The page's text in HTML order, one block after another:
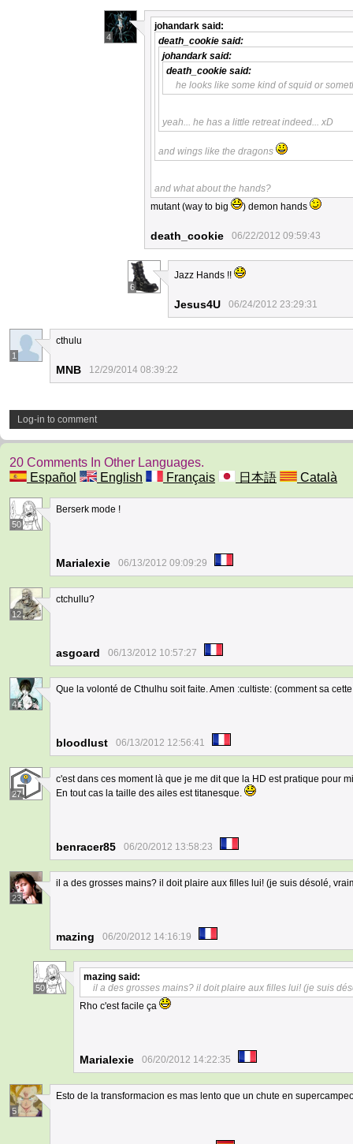
4
johandark said:
death_cookie said:
johandark said:
death_cookie said:
he looks like some kind of squid or
yeah... he has a little retreat indeed... xD
and wings like the dragons
and what about the hands?
mutant (way to big
) demon hands
death_cookie 06/22/2012 09:59:43
6
Jazz Hands !!
Jesus4U 06/24/2012 23:29:31
1
cthulu
MNB 12/29/2014 08:39:22
Log-in to comment
20 Comments In Other Languages.
Español
English Français 日本語 Català
50
Berserk mode !
Marialexie 06/13/2012 09:09:29
12
ctchullu?
asgoard 06/13/2012 10:57:27
4
Que la volonté de Cthulhu soit faite. Amen :cultiste: (comment sa
bloodlust 06/13/2012 12:56:41
27
c'est dans ces moment là que je me dit que la HD est pratique pour
En tout cas la taille des ailes est titanesque.
benracer85 06/20/2012 13:58:23
23
il a des grosses mains? il doit plaire aux filles lui! (je suis désolé,
mazing 06/20/2012 14:16:19
50
mazing said:
il a des grosses mains? il doit plaire aux filles lui! (je suis
Rho c'est facile ça
Marialexie 06/20/2012 14:22:35
5
Esto de la transformacion es mas lento que un chute en